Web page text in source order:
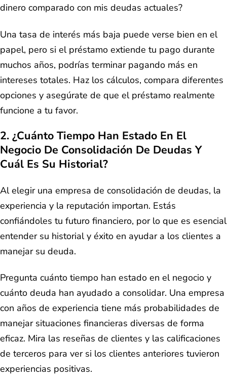
dinero comparado con mis deudas actuales?
Una tasa de interés más baja puede verse bien en el
papel, pero si el préstamo extiende tu pago durante
muchos años, podrías terminar pagando más en
intereses totales. Haz los cálculos, compara diferentes
opciones y asegúrate de que el préstamo realmente
funcione a tu favor.
2. ¿Cuánto Tiempo Han Estado En El
Negocio De Consolidación De Deudas Y
Cuál Es Su Historial?
Al elegir una empresa de consolidación de deudas, la
experiencia y la reputación importan. Estás
confiándoles tu futuro financiero, por lo que es esencial
entender su historial y éxito en ayudar a los clientes a
manejar su deuda.
Pregunta cuánto tiempo han estado en el negocio y
cuánto deuda han ayudado a consolidar. Una empresa
con años de experiencia tiene más probabilidades de
manejar situaciones financieras diversas de forma
eficaz. Mira las reseñas de clientes y las calificaciones
de terceros para ver si los clientes anteriores tuvieron
experiencias positivas.